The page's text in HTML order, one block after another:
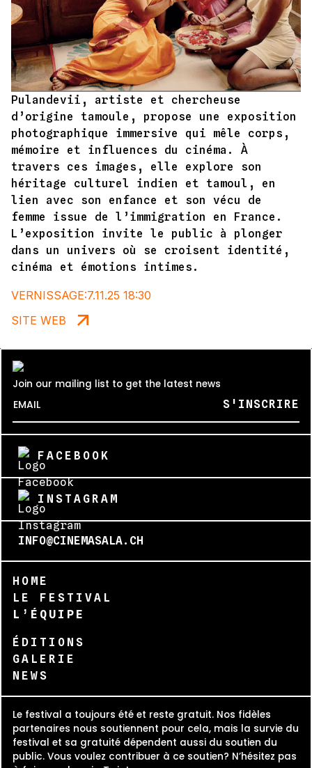
Pulandevii, artiste et chercheuse
d’origine tamoule, propose une exposition
photographique immersive qui mêle corps,
mémoire et influences du cinéma. À
travers ces images, elle explore son
héritage culturel indien et tamoul, en
lien avec son enfance et son vécu de
femme issue de l’immigration en France.
L’exposition invite le public à plonger
dans un univers où se croisent identité,
cinéma et émotions intimes.
VERNISSAGE:7.11.25 18:30
SITE WEB
FACEBOOK
INSTAGRAM
INFO@CINEMASALA.CH
Join our mailing list to get the latest news
HOME
LE FESTIVAL
L’ÉQUIPE
ÉDITIONS
GALERIE
NEWS
Le festival a toujours été et reste gratuit. Nos fidèles
partenaires nous soutiennent pour cela, mais la survie du
festival et sa gratuité dépendent aussi du soutien du
public. Vous voulez contribuer à ce soutien? N’hésitez pas